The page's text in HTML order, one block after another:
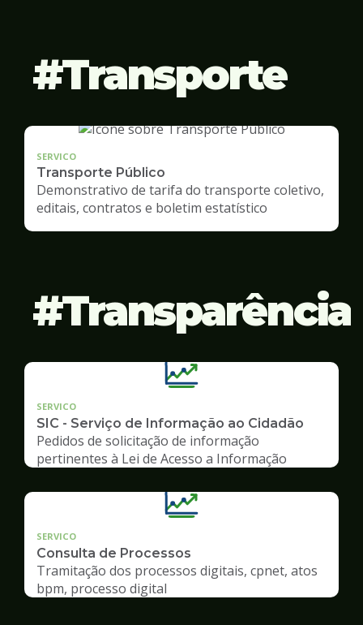
Transporte
SERVICO
Transporte Público
Demonstrativo de tarifa do transporte coletivo,
editais, contratos e boletim estatístico
Transparência
SERVICO
SIC - Serviço de Informação ao Cidadão
Pedidos de solicitação de informação
pertinentes à Lei de Acesso a Informação
SERVICO
Consulta de Processos
Tramitação dos processos digitais, cpnet, atos
bpm, processo digital